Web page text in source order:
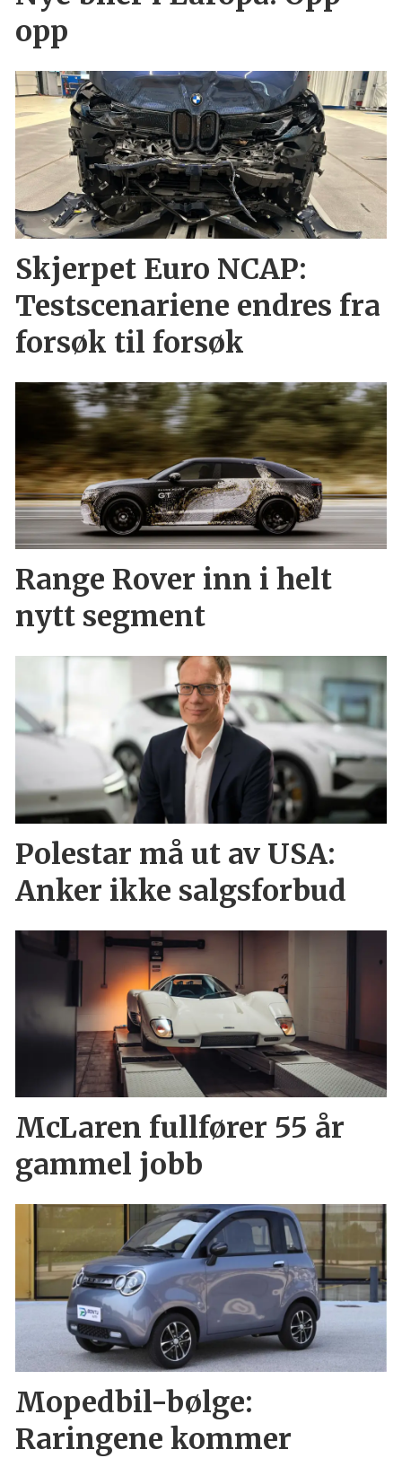
opp
Skjerpet Euro NCAP:
Testscenariene endres fra
forsøk til forsøk
Range Rover inn i helt
nytt segment
Polestar må ut av USA:
Anker ikke salgsforbud
McLaren fullfører 55 år
gammel jobb
Mopedbil-bølge:
Raringene kommer